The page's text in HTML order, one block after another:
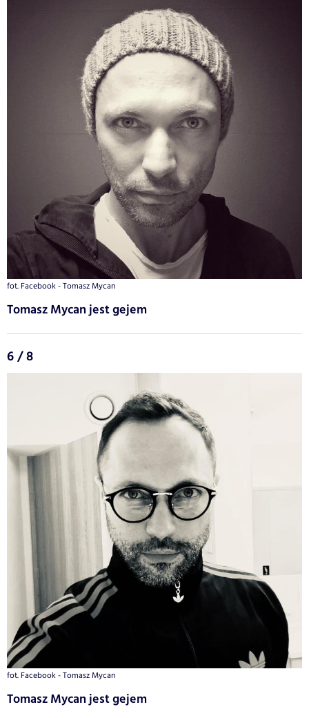
fot. Facebook - Tomasz Mycan
Tomasz Mycan jest gejem
6 / 8
fot. Facebook - Tomasz Mycan
Tomasz Mycan jest gejem